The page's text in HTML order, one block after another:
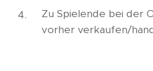
Zu Spielende bei der
vorher verkaufen/